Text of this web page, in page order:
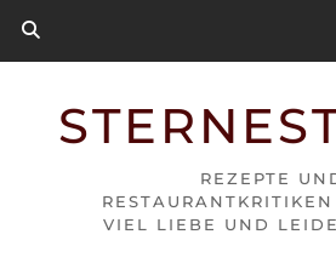
REZEPTE
VIEL LIEBE UND